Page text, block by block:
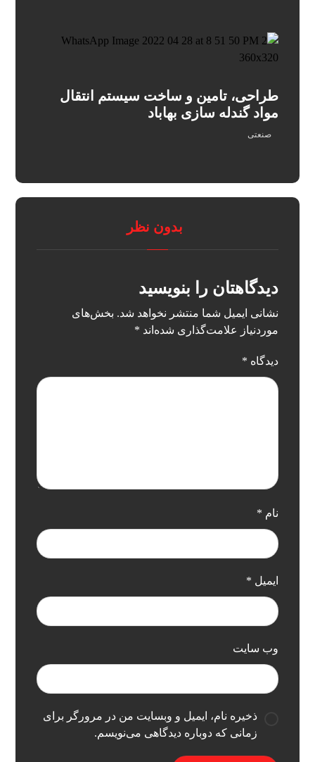
طراحی، تامین و ساخت سیستم انتقال
مواد گندله سازی بهاباد
صنعتی
بدون نظر
دیدگاهتان را بنویسید
نشانی ایمیل شما منتشر نخواهد شد. بخش‌های
موردنیاز علامت‌گذاری شده‌اند *
دیدگاه *
نام *
ایمیل *
وب‌ سایت
ذخیره نام، ایمیل و وبسایت من در مرورگر برای
زمانی که دوباره دیدگاهی می‌نویسم.